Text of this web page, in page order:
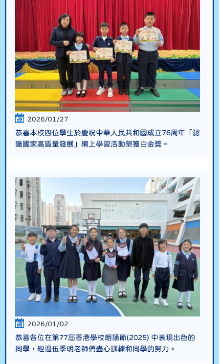
2026/01/27
恭喜本校四位學生於慶祝中華人民共和國成立76周年「認
識國家高質量發展」網上學習活動榮獲白金獎。
2026/01/02
恭喜各位在第77屆香港學校朗誦節(2025) 中表現出色的
同學，經過伍季明老師們盡心訓練和同學的努力。